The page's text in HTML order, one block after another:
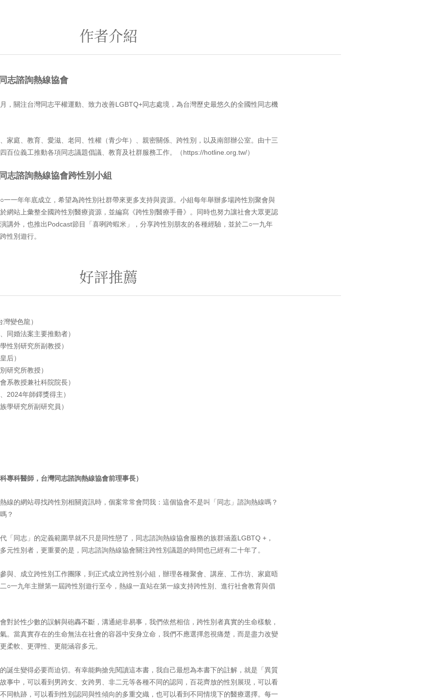
作者介紹
志諮詢熱線協會
，關注台灣同志平權運動、致力改善LGBTQ+同志處境，為台灣歷史最悠久的全國性同志機
家庭、教育、愛滋、老同、性權（青少年）、親密關係、跨性別，以及南部辦公室。由十三
百位義工推動各項同志議題倡議、教育及社群服務工作。（https://hotline.org.tw/）
志諮詢熱線協會跨性別小組
一一年年底成立，希望為跨性別社群帶來更多支持與資源。小組每年舉辦多場跨性別聚會與
網站上彙整全國跨性別醫療資源，並編寫《跨性別醫療手冊》。同時也努力讓社會大眾更認
講外，也推出Podcast節目「喜咧跨蝦米」，分享跨性別朋友的各種經驗，並於二○一九年
性別遊行。
好評推薦
變色龍）
同婚法案主要推動者）
性別研究所副教授）
后）
研究所教授）
系教授兼社科院院長）
2024年師鐸獎得主）
學研究所副研究員）
專科醫師，台灣同志諮詢熱線協會前理事長）
線的網站尋找跨性別相關資訊時，個案常常會問我：這個協會不是叫「同志」諮詢熱線嗎？
？
「同志」的定義範圍早就不只是同性戀了，同志諮詢熱線協會服務的族群涵蓋LGBTQ +，
元性別者，更重要的是，同志諮詢熱線協會關注跨性別議題的時間也已經有二十年了。
與、成立跨性別工作團隊，到正式成立跨性別小組，辦理各種聚會、講座、工作坊、家庭晤
○一九年主辦第一屆跨性別遊行至今，熱線一直站在第一線支持跨性別、進行社會教育與倡
對於性少數的誤解與砲轟不斷，溝通絕非易事，我們依然相信，跨性別者真實的生命樣貌，
。當真實存在的生命無法在社會的容器中安身立命，我們不應選擇忽視痛楚，而是盡力改變
柔軟、更彈性、更能涵容多元。
誕生變得必要而迫切。有幸能夠搶先閱讀這本書，我自己最想為本書下的註解，就是「異質
事中，可以看到男跨女、女跨男、非二元等各種不同的認同，百花齊放的性別展現，可以看
同軌跡，可以看到性別認同與性傾向的多重交織，也可以看到不同情境下的醫療選擇。每一